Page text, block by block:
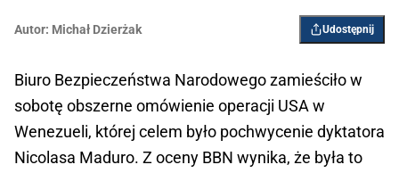
Autor: Michał Dzierżak Udostępnij
Biuro Bezpieczeństwa Narodowego zamieściło w
sobotę obszerne omówienie operacji USA w
Wenezueli, której celem było pochwycenie dyktatora
Nicolasa Maduro. Z oceny BBN wynika, że była to